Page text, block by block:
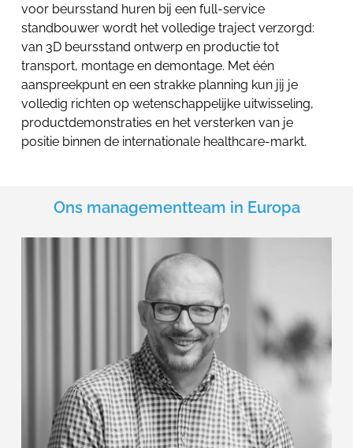
voor beursstand huren bij een full-service
standbouwer wordt het volledige traject verzorgd:
van 3D beursstand ontwerp en productie tot
transport, montage en demontage. Met één
aanspreekpunt en een strakke planning kun jij je
volledig richten op wetenschappelijke uitwisseling,
productdemonstraties en het versterken van je
positie binnen de internationale healthcare-markt.
Ons managementteam in Europa